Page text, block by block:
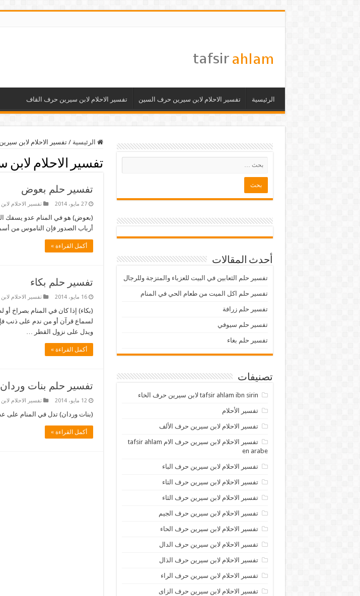
الرئيسية تفسير الاحلام لابن سيرين حرف السين تفسير الاحلام لابن سيرين حرف القاف
الرئيسية / تفسير الاحلام لابن
تفسير الاحلام
تفسير حلم بعوض
27 مايو، 2014 تفسير الاحلام
(بعوض) هو في المنام عدو يسفك
أرباب الصدور فإن الناموس من
أكمل القراءة »
تفسير حلم بكاء
16 مايو، 2014 تفسير الاحلام
(بكاء) إذا كان في المنام بصراخ
لسماع قرآن أو من ندم على ذنب
ويدل على نزول القطر …
أكمل القراءة »
تفسير حلم بنات وردان
12 مايو، 2014 تفسير الاحلام
(بنات وردان) تدل في المنام على
أكمل القراءة »
أحدث المقالات
تفسير حلم الثعابين في البيت للعزباء والمتزجة وللرجال
تفسير حلم اكل الميت من طعام الحي في المنام
تفسير حلم زرافة
تفسير حلم سيوفي
تفسير حلم بغاء
تصنيفات
tafsir ahlam ibn sirin لابن سيرين حرف الخاء
تفسير الأحلام
تفسير الاحلام لابن سيرين حرف الألف
تفسير الاحلام لابن سيرين حرف الام tafsir ahlam
en arabe
تفسير الاحلام لابن سيرين حرف الباء
تفسير الاحلام لابن سيرين حرف التاء
تفسير الاحلام لابن سيرين حرف الثاء
تفسير الاحلام لابن سيرين حرف الجيم
تفسير الاحلام لابن سيرين حرف الحاء
تفسير الاحلام لابن سيرين حرف الدال
تفسير الاحلام لابن سيرين حرف الذال
تفسير الاحلام لابن سيرين حرف الراء
تفسير الاحلام لابن سيرين حرف الزاى